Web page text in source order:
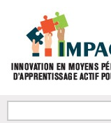
FORMULAIRE DE